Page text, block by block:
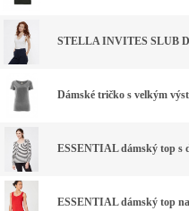
STELLA INVITES SLUB
Dámské tričko s velkým
ESSENTIAL dámský top s
ESSENTIAL dámský top